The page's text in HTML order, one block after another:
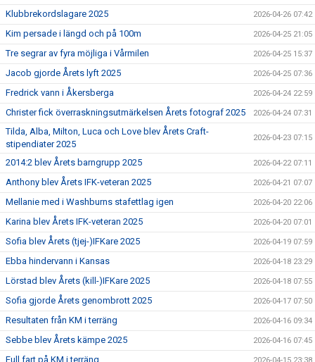
Klubbrekordslagare 2025 2026-04-26 07:42
Kim persade i längd och på 100m 2026-04-25 21:05
Tre segrar av fyra möjliga i Vårmilen 2026-04-25 15:37
Jacob gjorde Årets lyft 2025 2026-04-25 07:36
Fredrick vann i Åkersberga 2026-04-24 22:59
Christer fick överraskningsutmärkelsen Årets fotograf 2025 2026-04-24 07:31
Tilda, Alba, Milton, Luca och Love blev Årets Craft-
stipendiater 2025
2026-04-23 07:15
2014:2 blev Årets barngrupp 2025 2026-04-22 07:11
Anthony blev Årets IFK-veteran 2025 2026-04-21 07:07
Mellanie med i Washburns stafettlag igen 2026-04-20 22:06
Karina blev Årets IFK-veteran 2025 2026-04-20 07:01
Sofia blev Årets (tjej-)IFKare 2025 2026-04-19 07:59
Ebba hindervann i Kansas 2026-04-18 23:29
Lörstad blev Årets (kill-)IFKare 2025 2026-04-18 07:55
Sofia gjorde Årets genombrott 2025 2026-04-17 07:50
Resultaten från KM i terräng 2026-04-16 09:34
Sebbe blev Årets kämpe 2025 2026-04-16 07:45
Full fart på KM i terräng